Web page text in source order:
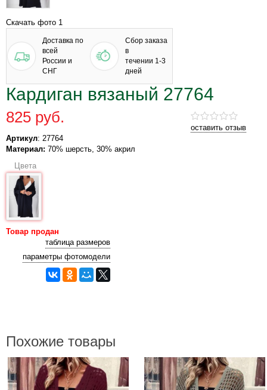
Скачать фото 1
Доставка по
всей
России и
СНГ
Сбор заказа
в
течении 1-3
дней
Кардиган вязаный 27764
оставить отзыв
825 руб.
Артикул: 27764
Материал: 70% шерсть, 30% акрил
Цвета
Товар продан
таблица размеров
параметры фотомодели
Похожие товары